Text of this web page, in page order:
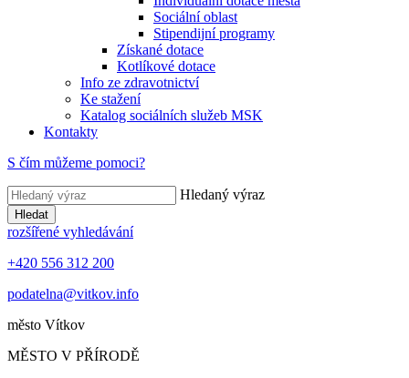
Sociální oblast
Stipendijní programy
Získané dotace
Kotlíkové dotace
Info ze zdravotnictví
Ke stažení
Katalog sociálních služeb MSK
Kontakty
S čím můžeme pomoci?
Hledaný výraz
Hledat
rozšířené vyhledávání
+420 556 312 200
podatelna@vitkov.info
město Vítkov
MĚSTO V PŘÍRODĚ